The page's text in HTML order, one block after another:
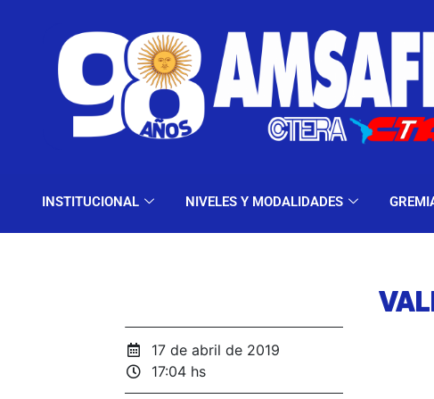
INSTITUCIONAL NIVELES Y MODALIDADES
INSTITUCIONAL
17 de abril de 2019
17:04 hs